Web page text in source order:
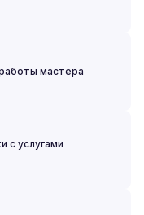
мастера
с услугами